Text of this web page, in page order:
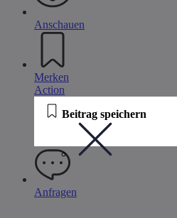
Anschauen
Merken
Action
Beitrag speichern
Anfragen